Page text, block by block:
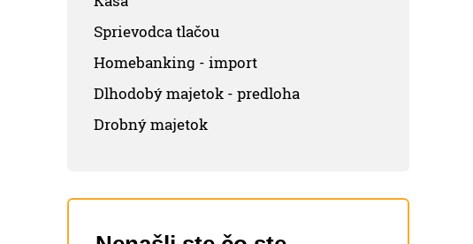
Sprievodca tlačou
Homebanking - import
Dlhodobý majetok - predloha
Drobný majetok